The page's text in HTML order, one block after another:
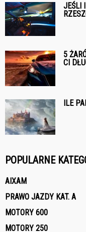
JEŚLI
5
CI
ILE
POPULARNE
AIXAM
PRAWO JAZDY KAT. A
MOTORY 600
MOTORY 250